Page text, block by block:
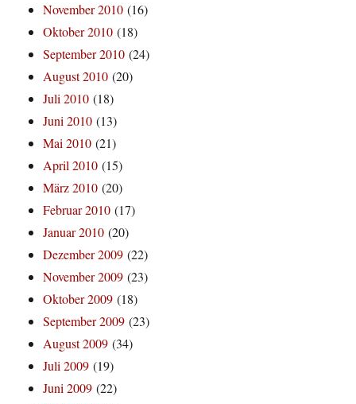
November 2010 (16)
Oktober 2010 (18)
September 2010 (24)
August 2010 (20)
Juli 2010 (18)
Juni 2010 (13)
Mai 2010 (21)
April 2010 (15)
März 2010 (20)
Februar 2010 (17)
Januar 2010 (20)
Dezember 2009 (22)
November 2009 (23)
Oktober 2009 (18)
September 2009 (23)
August 2009 (34)
Juli 2009 (19)
Juni 2009 (22)